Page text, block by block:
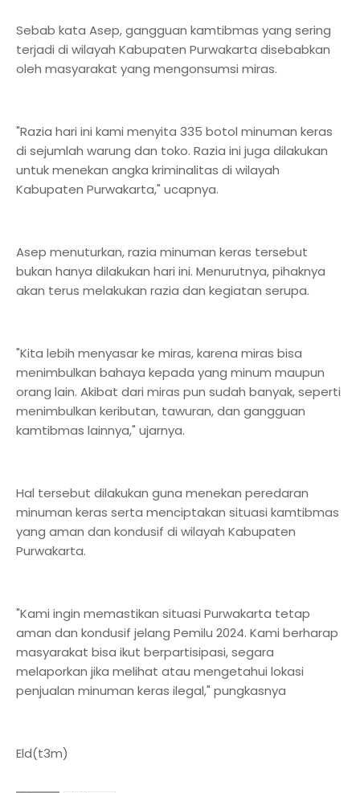
Sebab kata Asep, gangguan kamtibmas yang sering
terjadi di wilayah Kabupaten Purwakarta disebabkan
oleh masyarakat yang mengonsumsi miras.
"Razia hari ini kami menyita 335 botol minuman keras
di sejumlah warung dan toko. Razia ini juga dilakukan
untuk menekan angka kriminalitas di wilayah
Kabupaten Purwakarta," ucapnya.
Asep menuturkan, razia minuman keras tersebut
bukan hanya dilakukan hari ini. Menurutnya, pihaknya
akan terus melakukan razia dan kegiatan serupa.
"Kita lebih menyasar ke miras, karena miras bisa
menimbulkan bahaya kepada yang minum maupun
orang lain. Akibat dari miras pun sudah banyak, seperti
menimbulkan keributan, tawuran, dan gangguan
kamtibmas lainnya," ujarnya.
Hal tersebut dilakukan guna menekan peredaran
minuman keras serta menciptakan situasi kamtibmas
yang aman dan kondusif di wilayah Kabupaten
Purwakarta.
"Kami ingin memastikan situasi Purwakarta tetap
aman dan kondusif jelang Pemilu 2024. Kami berharap
masyarakat bisa ikut berpartisipasi, segara
melaporkan jika melihat atau mengetahui lokasi
penjualan minuman keras ilegal," pungkasnya
Eld(t3m)